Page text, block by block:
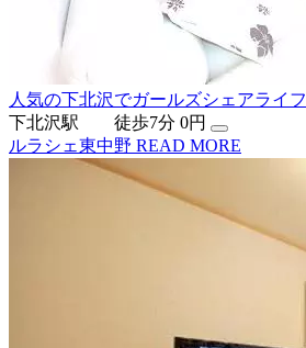
人気の下北沢でガールズシェアライフ
下北沢駅 徒歩7分 0円
ルラシェ東中野 READ MORE